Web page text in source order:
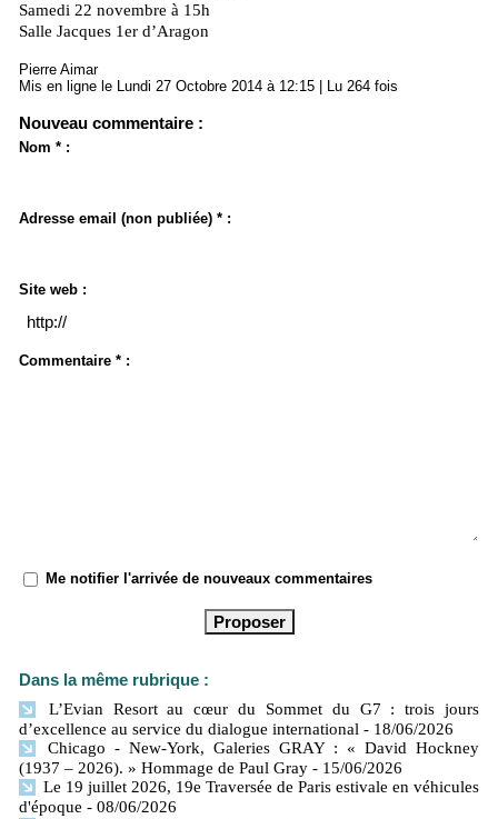
Samedi 22 novembre à 15h
Salle Jacques 1er d’Aragon
Pierre Aimar
Mis en ligne le Lundi 27 Octobre 2014 à 12:15 | Lu 264 fois
Nouveau commentaire :
Nom * :
Adresse email (non publiée) * :
Site web :
Commentaire * :
Me notifier l'arrivée de nouveaux commentaires
Dans la même rubrique :
L’Evian Resort au cœur du Sommet du G7 : trois jours
d’excellence au service du dialogue international - 18/06/2026
Chicago - New-York, Galeries GRAY : « David Hockney
(1937 – 2026). » Hommage de Paul Gray - 15/06/2026
Le 19 juillet 2026, 19e Traversée de Paris estivale en véhicules
d'époque - 08/06/2026